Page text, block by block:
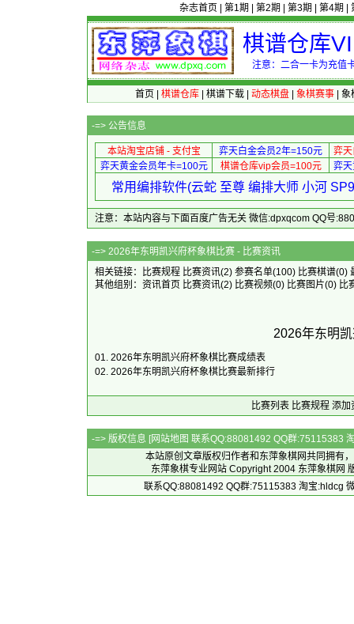
杂志首页 第1期 第2期 第3期 第4期
棋谱仓库
注意：二合一卡为充值
首页 棋谱仓库| 棋谱下载| 动态棋盘| 象棋赛事| 象
-=> 公告信息
本站淘宝店铺 - 支付宝 弈天白金会员2年=150元
弈
弈天黄金会员年卡=100元
棋谱仓库vip会员=100元 弈
常用编排软件(云蛇 至尊 编排大师 小河
注意：本站内容与下面百度广告无关 微信:dpxqcom QQ号
-=> 2026年东明凯兴府杯
相关链接：
比赛规程 比赛资讯(2) 参赛名单(100) 比赛棋谱(0)
其他组别： 资讯首页 比赛资讯(2) 比赛视频(0) 比赛图片(0) 比
2026年东明
01. 2026年东明凯兴府杯象棋比赛成绩表
02. 2026年东明凯兴府杯象棋比赛最新排行
比赛列表 比赛规程 添加
-=> 版权信息 [网站地图 联系QQ:88081492 QQ群:75115383
本站原创文章版权归作者和 东萍象棋网共同拥有
东萍象棋专业网站 Copyright 2004 东萍象棋网
联系QQ:88081492 QQ群:75115383 淘宝:hldcg